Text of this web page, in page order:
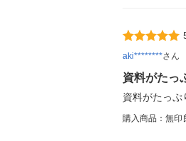
aki********さん
資料がたっ
資料がたっぷ
購入商品：無印